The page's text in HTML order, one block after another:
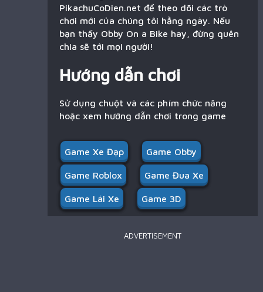
PikachuCoDien.net để theo dõi các trò
chơi mới của chúng tôi hằng ngày. Nếu
bạn thấy Obby On a Bike hay, đừng quên
chia sẽ tới mọi người!
Hướng dẫn chơi
Sử dụng chuột và các phím chức năng
hoặc xem hướng dẫn chơi trong game
Game Xe Đạp Game Obby
Game Roblox Game Đua Xe
Game Lái Xe Game 3D
ADVERTISEMENT